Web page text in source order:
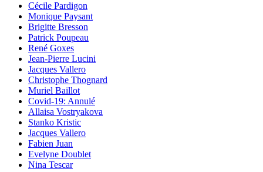
Cécile Pardigon
Monique Paysant
Brigitte Bresson
Patrick Poupeau
René Goxes
Jean-Pierre Lucini
Jacques Vallero
Christophe Thognard
Muriel Baillot
Covid-19: Annulé
Allaisa Vostryakova
Stanko Kristic
Jacques Vallero
Fabien Juan
Evelyne Doublet
Nina Tescar